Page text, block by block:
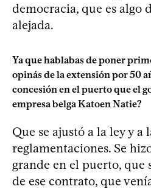
democracia, que es algo
alejada.
Ya que hablabas de poner
opinás de la extensión por 50
concesión en el puerto que el
empresa belga Katoen Natie?
Que se ajustó a la ley y a
reglamentaciones. Se
grande en el puerto, que
de ese contrato, que